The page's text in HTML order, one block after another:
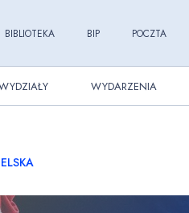
BIBLIOTEKA BIP POCZTA
WYDARZENIA